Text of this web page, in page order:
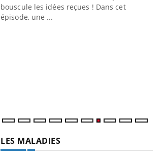
bouscule les idées reçues ! Dans cet
épisode, une ...
LES MALADIES